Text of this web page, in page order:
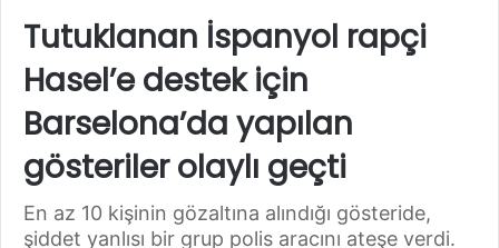
Tutuklanan İspanyol rapçi
Hasel’e destek için
Barselona’da yapılan
gösteriler olaylı geçti
En az 10 kişinin gözaltına alındığı gösteride,
şiddet yanlısı bir grup polis aracını ateşe verdi.